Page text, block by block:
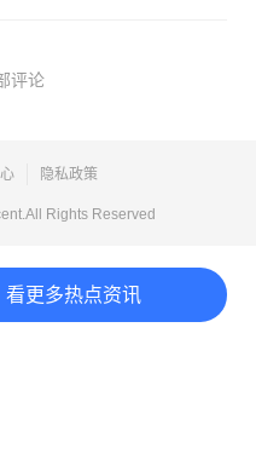
看更多热点资讯
评论
隐私政策
Rights Reserved